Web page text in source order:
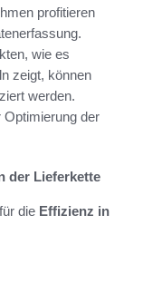
profitieren
wie es
zeigt, können
werden.
Optimierung der
der Lieferkette
die Effizienz in